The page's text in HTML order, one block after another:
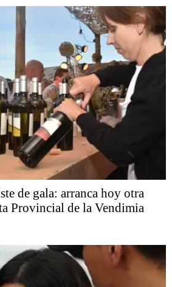
de gala: arranca hoy otra
Provincial de la Vendimia